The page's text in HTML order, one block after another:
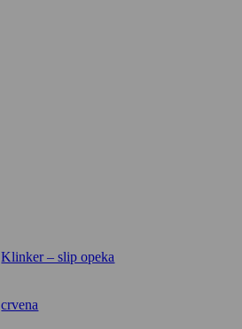
Klinker – slip opeka
crvena